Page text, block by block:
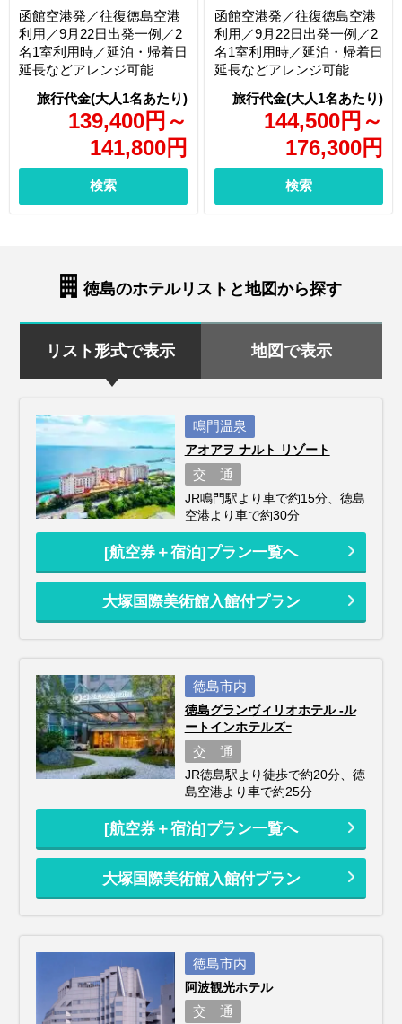
139,400円 ～
141,800円
函館空港発／往復徳島空港
利用／9月22日出発一例／2
名1室利用時／延泊・帰着日
延長などアレンジ可能
検索
144,500円 ～
176,300円
函館空港発／往復徳島空港
利用／9月22日出発一例／2
名1室利用時／延泊・帰着日
延長などアレンジ可能
検索
徳島のホテルリストと地図から探す
リスト形式で表示 地図で表示
鳴門温泉
アオアヲ ナルト リゾート
交 通
JR鳴門駅より車で約15分、徳島
空港より車で約30分
[航空券＋宿泊]プラン一覧へ
大塚国際美術館入館付プラン
徳島市内
徳島グランヴィリオホテル ‐ル
ートインホテルズｰ
交 通
JR徳島駅より徒歩で約20分、徳
島空港より車で約25分
[航空券＋宿泊]プラン一覧へ
大塚国際美術館入館付プラン
徳島市内
阿波観光ホテル
交 通